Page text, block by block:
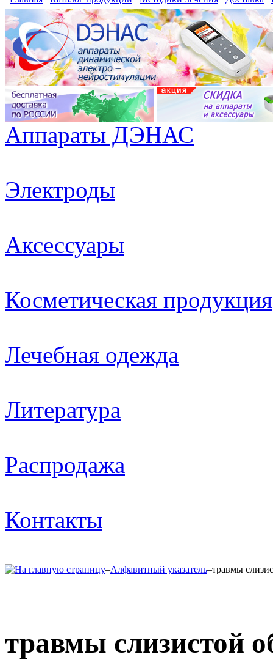
Аппараты ДЭНАС
Электроды
Аксессуары
Косметическая продукция
Лечебная одежда
Литература
Распродажа
Контакты
–Алфавитный указатель–травмы
травмы слизистой